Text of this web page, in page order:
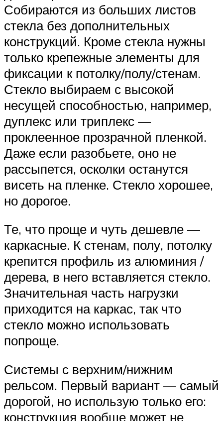
Собираются из больших листов
стекла без дополнительных
конструкций. Кроме стекла нужны
только крепежные элементы для
фиксации к потолку/полу/стенам.
Стекло выбираем с высокой
несущей способностью, например,
дуплекс или триплекс —
проклеенное прозрачной пленкой.
Даже если разобьете, оно не
рассыпется, осколки останутся
висеть на пленке. Стекло хорошее,
но дорогое.
Те, что проще и чуть дешевле —
каркасные. К стенам, полу, потолку
крепится профиль из алюминия /
дерева, в него вставляется стекло.
Значительная часть нагрузки
приходится на каркас, так что
стекло можно использовать
попроще.
Системы с верхним/нижним
рельсом. Первый вариант — самый
дорогой, но использую только его:
конструкция вообще может не